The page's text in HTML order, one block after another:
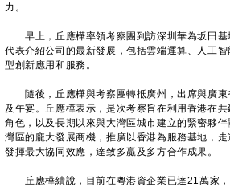
力。
早上，丘應樺率領考察團到訪深圳華為坂田基
代表介紹公司的最新發展，包括雲端運算、人工
型創新應用和服務。
隨後，丘應樺與考察團轉抵廣州，出席與廣東
及午宴。丘應樺表示，是次考察旨在利用香港在
角色，以及長期以來與大灣區城市建立的緊密夥
灣區的龐大發展商機，推廣以香港為服務基地，
發揮最大協同效應，達致多贏及多方合作成果。
丘應樺續說，目前在粵港資企業已達21萬家，